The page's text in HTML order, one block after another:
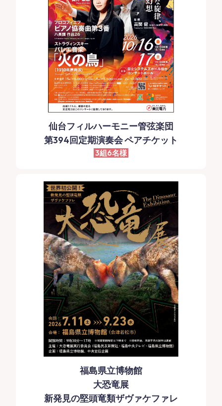
仙台フィルハーモニー管弦楽団
第394回定期演奏会 ペアチケット
3組6名様
福島県立博物館
大恐竜展
新発見の堅頭竜類ザヴァケファレ